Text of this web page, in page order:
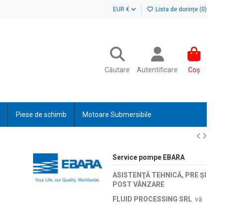
EUR € Lista de dorințe (0)
Căutare Autentificare Coș
Piese de schimb Motoare Submersibile
Service pompe EBARA
ASISTENŢĂ TEHNICĂ, PRE ŞI
POST VÂNZARE
FLUID PROCESSING SRLvă